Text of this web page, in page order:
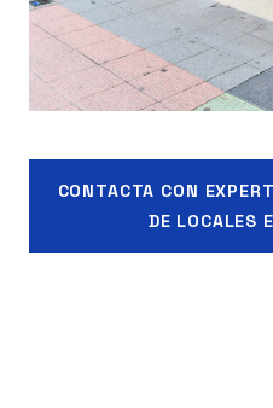
CONTACTA CON
DE LOCALES